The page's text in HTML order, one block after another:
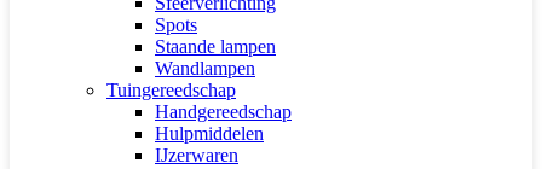
Spots
Staande lampen
Wandlampen
Tuingereedschap
Handgereedschap
Hulpmiddelen
IJzerwaren